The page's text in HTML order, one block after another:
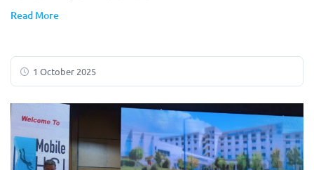
Read More
1 October 2025